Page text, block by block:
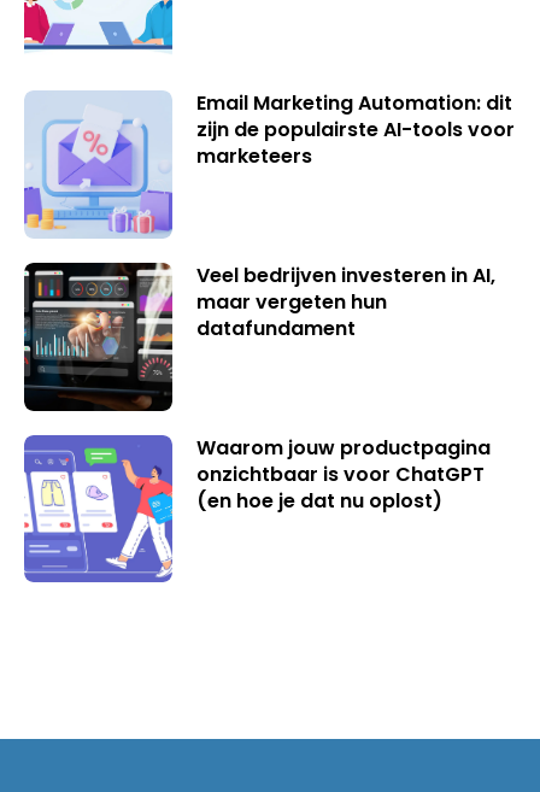
Email Marketing Automation: dit
zijn de populairste AI-tools voor
marketeers
Veel bedrijven investeren in AI,
maar vergeten hun
datafundament
Waarom jouw productpagina
onzichtbaar is voor ChatGPT
(en hoe je dat nu oplost)